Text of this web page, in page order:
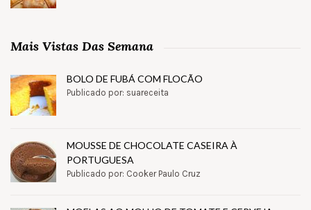
Mais Vistas Das Semana
BOLO DE FUBÁ COM FLOCÃO
Publicado por: suareceita
MOUSSE DE CHOCOLATE CASEIRA À
PORTUGUESA
Publicado por: Cooker Paulo Cruz